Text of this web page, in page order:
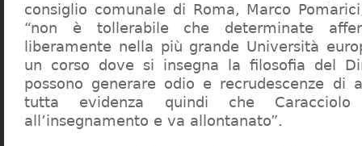
consiglio comunale di Roma, Marco
“non è tollerabile che determinate
liberamente nella più grande Università
un corso dove si insegna la filosofia del
possono generare odio e recrudescenze di
tutta evidenza quindi che
all’insegnamento e va allontanato”.